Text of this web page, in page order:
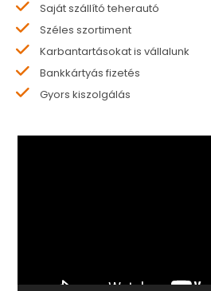
Saját szállító teherautó
Széles szortiment
Karbantartásokat is vállalunk
Bankkártyás fizetés
Gyors kiszolgálás